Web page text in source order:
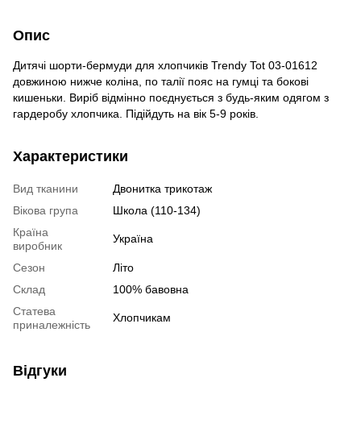
Опис
Дитячі шорти-бермуди для хлопчиків Trendy Tot 03-01612
довжиною нижче коліна, по талії пояс на гумці та бокові
кишеньки. Виріб відмінно поєднується з будь-яким одягом з
гардеробу хлопчика. Підійдуть на вік 5-9 років.
Характеристики
Вид тканини
Двонитка трикотаж
Вікова група
Школа (110-134)
Країна
виробник
Україна
Сезон
Літо
Склад
100% бавовна
Статева
приналежність
Хлопчикам
Відгуки